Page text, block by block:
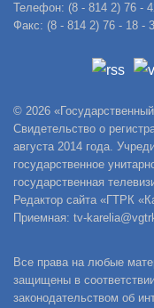
Телефон: (8 - 814 2) 76 -
Факс: (8 - 814 2) 76 - 18 -
© 2026
Свидетельство о
августа 2014 года.
государственное
государственная
Редактор сайта «ГТРК
Приемная: tv-
Все права на любые
защищены в
законодательством об